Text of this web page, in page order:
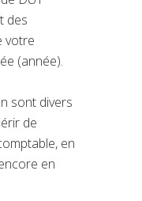
des
votre
(année).
sont divers
de
en
en